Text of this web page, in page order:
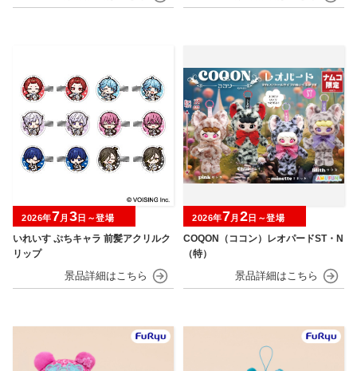
いれいす ぷちキャラ 前髪アクリルク
リップ
2026年7月 3日～登場
COQON（ココン）レオパードST・N
（特）
2026年7月 2日～登場